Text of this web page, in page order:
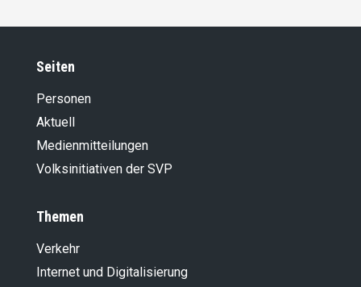
Seiten
Personen
Aktuell
Medienmitteilungen
Volksinitiativen der SVP
Themen
Verkehr
Internet und Digitalisierung